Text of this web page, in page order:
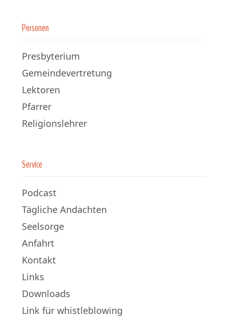
Personen
Presbyterium
Gemeindevertretung
Lektoren
Pfarrer
Religionslehrer
Service
Podcast
Tägliche Andachten
Seelsorge
Anfahrt
Kontakt
Links
Downloads
Link für whistleblowing